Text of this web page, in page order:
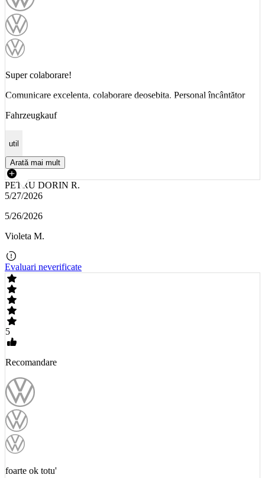
Super colaborare!
Comunicare excelenta, colaborare deosebita. Personal încântător
Fahrzeugkauf
util
Arată mai mult
PETRU DORIN R.
5/27/2026
5/26/2026
Violeta M.
Evaluari neverificate
5
Recomandare
foarte ok totu'